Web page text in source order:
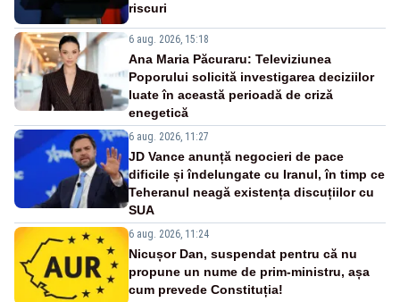
riscuri
6 aug. 2026, 15:18
Ana Maria Păcuraru: Televiziunea
Poporului solicită investigarea deciziilor
luate în această perioadă de criză
enegetică
6 aug. 2026, 11:27
JD Vance anunță negocieri de pace
dificile și îndelungate cu Iranul, în timp ce
Teheranul neagă existența discuțiilor cu
SUA
6 aug. 2026, 11:24
Nicușor Dan, suspendat pentru că nu
propune un nume de prim-ministru, așa
cum prevede Constituția!